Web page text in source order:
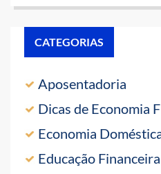
CATEGORIAS
Aposentadoria
Dicas de Economia
Economia
Educação Financeira